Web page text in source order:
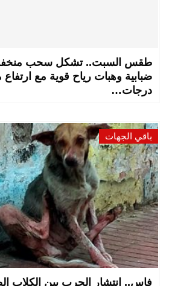
طقس السبت.. تشكل سحب
ضبابية وهبات رياح قوية مع
درجات…
باقي الجهات
فاس.. انتشار الجرب بين الكلاب